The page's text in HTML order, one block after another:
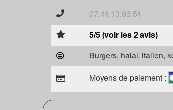
07.44.13.93.54
5/5 (voir les 2 avis)
Burgers, halal, italien,
Moyens de paiement :